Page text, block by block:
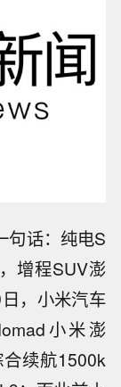
句话：纯电S
增程SUV澎
，小米汽车
小米澎
续航1500k